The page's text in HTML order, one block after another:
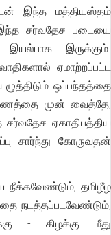
இந்த மத்தியஸ்தம்
இந்த சர்வதேச படையை
இருக்கும்.
ஏமாற்றப்பட்ட
ஒப்பந்தத்தை
முன் வைத்தே,
ஏகாதிபத்திய
சார்ந்து கோருவதன்
நீக்கவேண்டும், தமிழீழ
நடத்தப்படவேண்டும்,
- கிழக்கு மீது